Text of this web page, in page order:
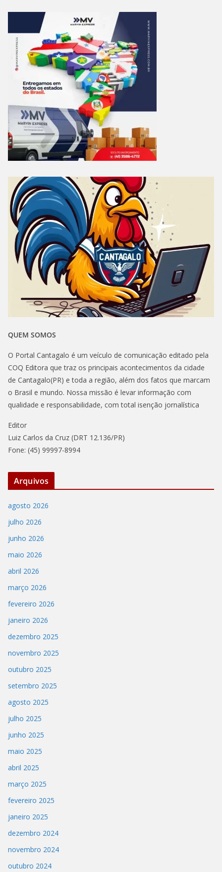
QUEM SOMOS
O Portal Cantagalo é um veículo de comunicação editado pela
COQ Editora que traz os principais acontecimentos da cidade
de Cantagalo(PR) e toda a região, além dos fatos que marcam
o Brasil e mundo. Nossa missão é levar informação com
qualidade e responsabilidade, com total isenção jornalística
Editor
Luiz Carlos da Cruz (DRT 12.136/PR)
Fone: (45) 99997-8994
Arquivos
agosto 2026
julho 2026
junho 2026
maio 2026
abril 2026
março 2026
fevereiro 2026
janeiro 2026
dezembro 2025
novembro 2025
outubro 2025
setembro 2025
agosto 2025
julho 2025
junho 2025
maio 2025
abril 2025
março 2025
fevereiro 2025
janeiro 2025
dezembro 2024
novembro 2024
outubro 2024